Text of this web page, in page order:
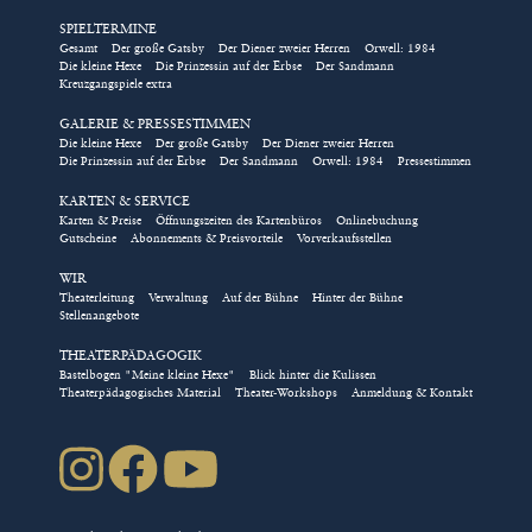
Eintrittskarten für Gruppen
und Schulklassen, Tickets für
Rollstuhlplätze, die Kombi-
Karte für das Kindertheater
und das Nimm-2-Abo für die
Abendstücke im Kreuzgang
können ausschließlich über
das Kulturbüro direkt
gebucht werden!
/// Bestellung direkt über das Kulturbüro
Natürlich können Sie auch über
karten(at)kreuzgangspiele.deoder die Telefonnummer
Das Kartenbüro wählt für Sie die besten freien Plätze in
der gewählten Kategorie und sendet Ihnen die
SPIELTERMINE
Gesamt Der große Gatsby Der Diener zweier Herren
Orwell: 1984
Die kleine Hexe
Die Prinzessin auf der Erbse
Der Sandmann
Kreuzgangspiele extra
GALERIE & PRESSESTIMMEN
Die kleine Hexe Der große Gatsby
Der Diener zweier Herren
Die Prinzessin auf der Erbse
Der Sandmann Orwell: 1984 Pressestimmen
KARTEN & SERVICE
Karten & Preise Öffnungszeiten des Kartenbüros
Onlinebuchung
Gutscheine
Abonnements & Preisvorteile Vorverkaufsstellen
WIR
Theaterleitung Verwaltung Auf der Bühne
Hinter der Bühne
Stellenangebote
THEATERPÄDAGOGIK
Bastelbogen "Meine kleine Hexe"
Blick hinter die Kulissen
Theaterpädagogisches Material
Theater-Workshops Anmeldung & Kontakt